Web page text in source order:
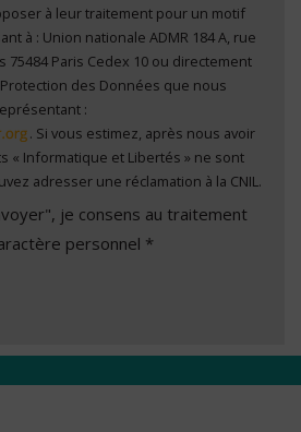
à leur traitement pour un motif
à : Union nationale ADMR 184 A, rue
75484 Paris Cedex 10 ou directement
des Données que nous
:
. Si vous estimez, après nous avoir
« Informatique et Libertés » ne sont
adresser une réclamation à la CNIL.
je consens au traitement
personnel *